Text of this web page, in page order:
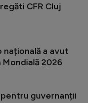
CFR Cluj
națională a avut
2026
guvernanții